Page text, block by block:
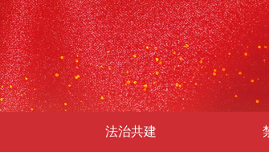
法治共建